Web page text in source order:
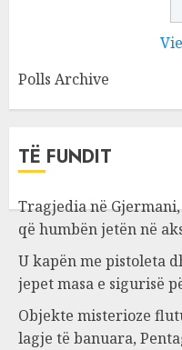
Polls Archive
TË FUNDIT
Tragjedia në
që humbën jetën në
U kapën me pistoleta
jepet masa e sigurisë
Objekte misterioze
lagje të banuara,